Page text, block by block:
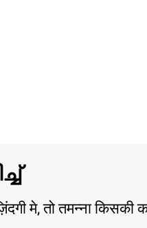
मे, तो तमन्ना किसकी